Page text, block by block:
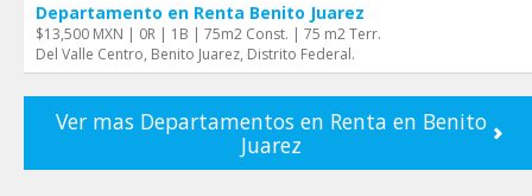
Departamento en Renta Benito Juarez
$13,500 MXN | 0R | 1B | 75m2 Const. | 75 m2 Terr.
Del Valle Centro, Benito Juarez, Distrito Federal.
Ver mas Departamentos en Renta en Benito
Juarez